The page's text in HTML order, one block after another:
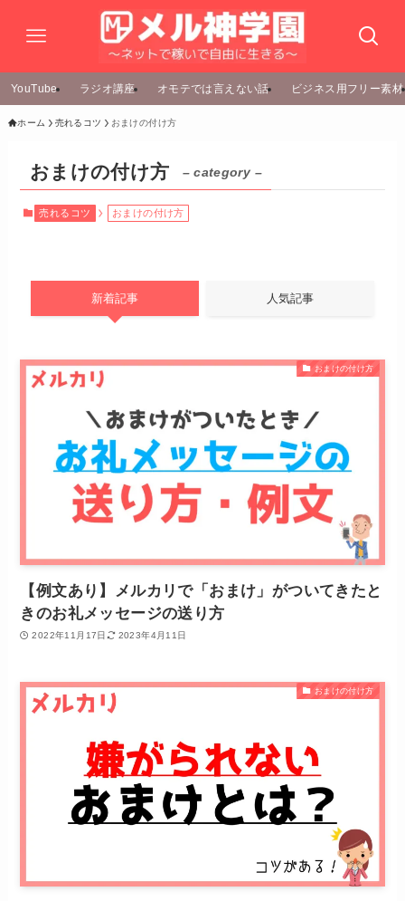
YouTube ラジオ講座 オモテでは言えない話 ビジネス用フリー素材
ホーム 売れるコツ おまけの付け方
おまけの付け方 – category –
売れるコツ おまけの付け方
新着記事 人気記事
おまけの付け方
【例文あり】メルカリで「おまけ」がついてきたと
きのお礼メッセージの送り方
2022年11月17日 2023年4月11日
おまけの付け方